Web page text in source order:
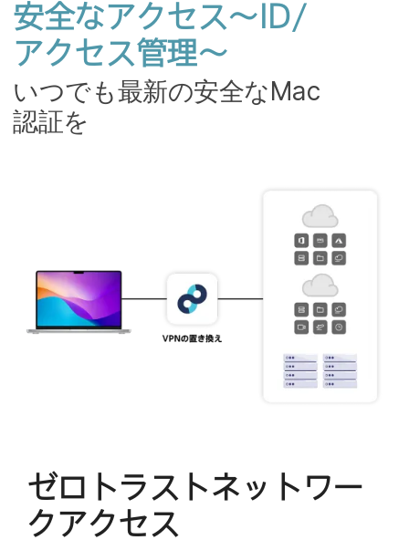
安全な​アクセス～ ID/
アクセス管理～
いつでも​最新の​安全なMac
認証を
ゼロトラストネットワー
クアクセス